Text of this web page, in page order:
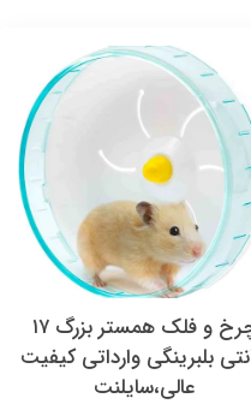
چرخ و فلک همستر بزرگ ۱۷
بلبرینگی وارداتی کیفیت
عالی،سایلنت